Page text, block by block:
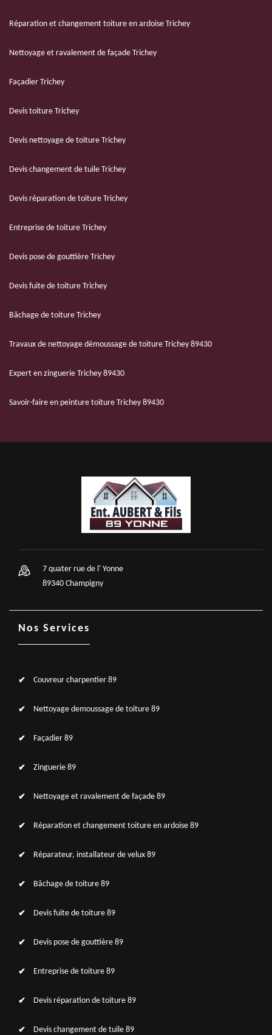
Réparation et changement toiture en ardoise Trichey
Nettoyage et ravalement de façade Trichey
Façadier Trichey
Devis toiture Trichey
Devis nettoyage de toiture Trichey
Devis changement de tuile Trichey
Devis réparation de toiture Trichey
Entreprise de toiture Trichey
Devis pose de gouttière Trichey
Devis fuite de toiture Trichey
Bâchage de toiture Trichey
Travaux de nettoyage démoussage de toiture Trichey 89430
Expert en zinguerie Trichey 89430
Savoir-faire en peinture toiture Trichey 89430
7 quater rue de l' Yonne
89340 Champigny
Nos Services
Couvreur charpentier 89
Nettoyage demoussage de toiture 89
Façadier 89
Zinguerie 89
Nettoyage et ravalement de façade 89
Réparation et changement toiture en ardoise 89
Réparateur, installateur de velux 89
Bâchage de toiture 89
Devis fuite de toiture 89
Devis pose de gouttière 89
Entreprise de toiture 89
Devis réparation de toiture 89
Devis changement de tuile 89